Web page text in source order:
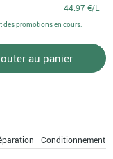
44.97 €/L
au panier
promotions en cours.
Conditionnement